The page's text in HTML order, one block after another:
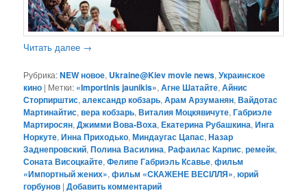
Читать далее →
Рубрика:NEW новое, Ukraine@Kiev movie news,Украинское
кино | Метки: «Importinis jaunikis»,Агне Шатайте,Айнис
Сторпирштис,александр кобзарь,Арам Арзуманян,Вайдотас
Мартинайтис,вера кобзарь,Виталия Моцкявичуте,Габриэле
Мартиросян,Джимми Вова-Воха,Екатерина Рубашкина,Инга
Норкуте,Инна Приходько,Миндаугас Цапас,Назар
Заднепровский,Полина Василина,Рафаилас Карпис,ремейк,
Соната Висоцкайте,Фелипе Габриэль Ксавье,фильм
«Импортный жених»,фильм «СКАЖЕНЕ ВЕСІЛЛЯ»,юрий
горбунов |Добавить комментарий